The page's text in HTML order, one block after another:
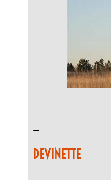
–
DEVINETTE